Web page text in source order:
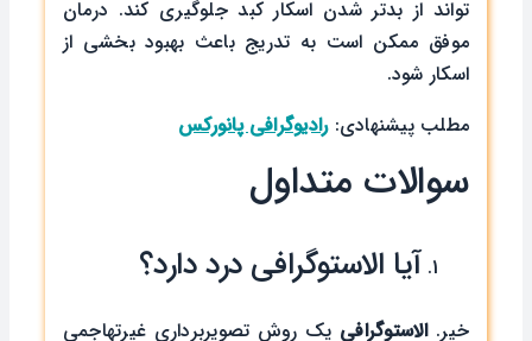
تواند از بدتر شدن اسکار کبد جلوگیری کند. درمان
موفق ممکن است به تدریج باعث بهبود بخشی از
اسکار شود.
مطلب پیشنهادی:رادیوگرافی پانورکس
سوالات متداول
آیا الاستوگرافی درد دارد؟
خیر.الاستوگرافییک روش تصویربرداری غیرتهاجمی